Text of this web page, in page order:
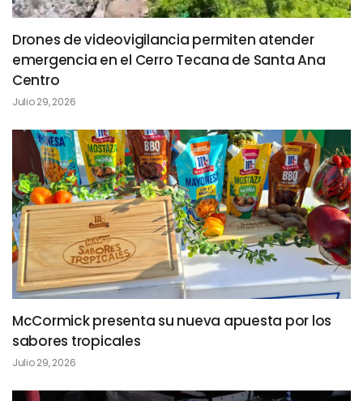
Drones de videovigilancia permiten atender
emergencia en el Cerro Tecana de Santa Ana
Centro
Julio 29, 2026
McCormick presenta su nueva apuesta por los
sabores tropicales
Julio 29, 2026